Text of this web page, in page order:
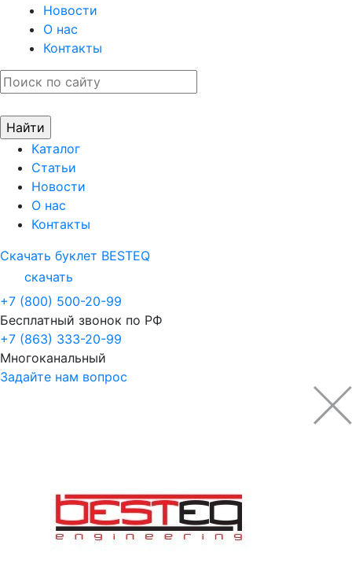
Новости
О нас
Контакты
Каталог
Статьи
Новости
О нас
Контакты
Скачать буклет BESTEQ
скачать
+7 (800) 500-20-99
Бесплатный звонок по РФ
+7 (863) 333-20-99
Многоканальный
Задайте нам вопрос